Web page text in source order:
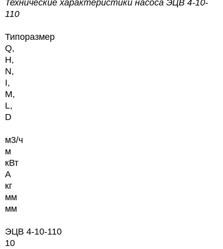
Технические характеристики насоса ЭЦВ 4-10-
110
Типоразмер
Q,
H,
N,
I,
М,
L,
D
м3/ч
м
кВт
А
кг
мм
мм
ЭЦВ 4-10-110
10